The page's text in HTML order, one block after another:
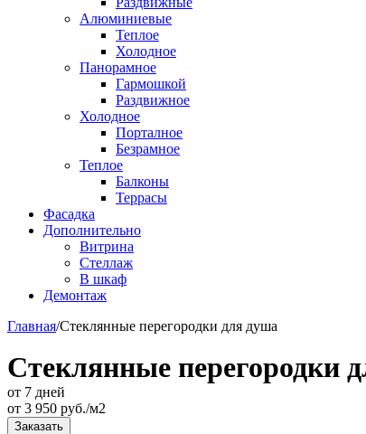
Алюминиевые
Теплое
Холодное
Панорамное
Гармошкой
Раздвижное
Холодное
Порталное
Безрамное
Теплое
Балконы
Террасы
Фасадка
Дополнительно
Витрина
Стеллаж
В шкаф
Демонтаж
Главная/Стеклянные перегородки для душа
Стеклянные перегородки
от 7 дней
от 3 950 руб./м2
Заказать